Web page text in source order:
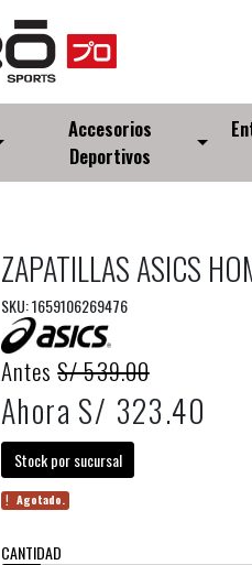
Accesorios
Deportivos
ZAPATILLAS ASICS
SKU: 1659106269476
AntesS/ 539.00
Ahora S/ 323.40
Stock por sucursal
Agotado.
CANTIDAD